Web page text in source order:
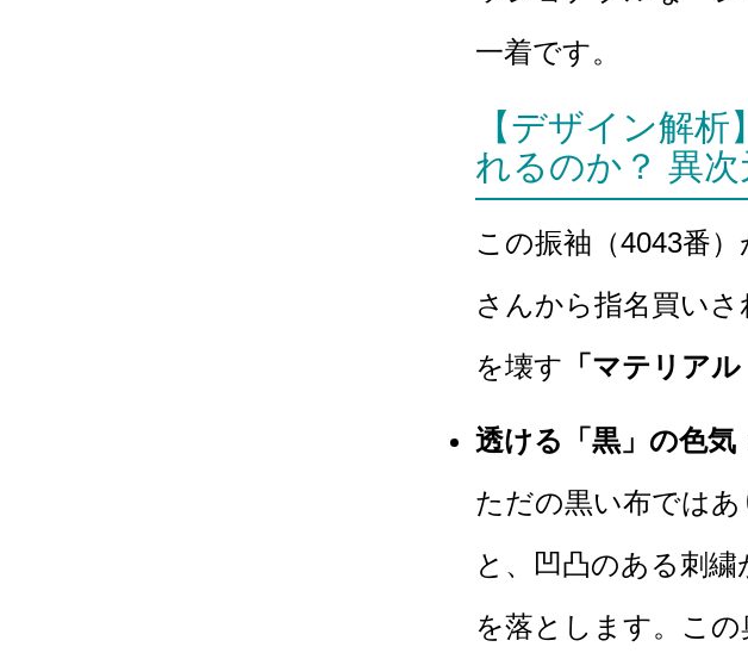
一着です。
【デザイン解
れるのか？ 異
この振袖（4043番
さんから指名買い
を壊す 「マテリア
透ける「黒」の色気
ただの黒い布では
と、凹凸のある刺
を落とします。こ